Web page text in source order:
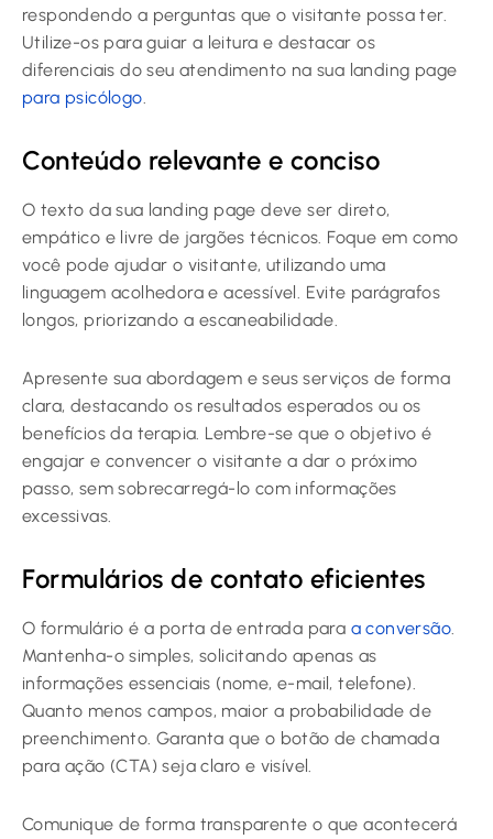
respondendo a perguntas que o visitante possa ter.
Utilize-os para guiar a leitura e destacar os
diferenciais do seu atendimento na sua landing page
para psicólogo
Conteúdo relevante e conciso
O texto da sua landing page deve ser direto,
empático e livre de jargões técnicos. Foque em como
você pode ajudar o visitante, utilizando uma
linguagem acolhedora e acessível. Evite parágrafos
longos, priorizando a escaneabilidade.
Apresente sua abordagem e seus serviços de forma
clara, destacando os resultados esperados ou os
benefícios da terapia. Lembre-se que o objetivo é
engajar e convencer o visitante a dar o próximo
passo, sem sobrecarregá-lo com informações
excessivas.
Formulários de contato eficientes
O formulário é a porta de entrada para a conversão
Mantenha-o simples, solicitando apenas as
informações essenciais (nome, e-mail, telefone).
Quanto menos campos, maior a probabilidade de
preenchimento. Garanta que o botão de chamada
para ação (CTA) seja claro e visível.
Comunique de forma transparente o que acontecerá